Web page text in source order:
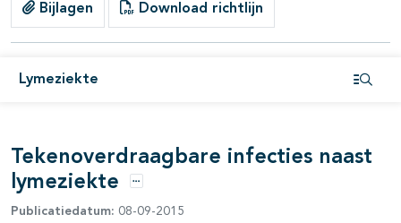
Bijlagen Download richtlijn
Lymeziekte
open- en dichtklappen
open- en dichtklappen
Tekenoverdraagbare infecties naast
lymeziekte
Opties
Publicatiedatum: 08-09-2015